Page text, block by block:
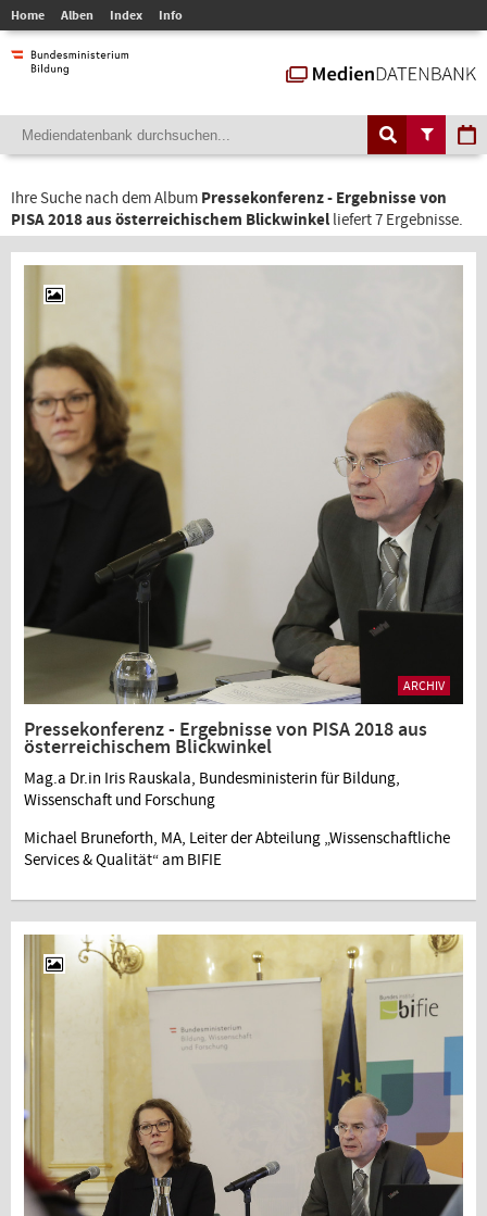
Home Alben Index Info
Ihre Suche nach dem Album Pressekonferenz - Ergebnisse von
PISA 2018 aus österreichischem Blickwinkel liefert 7 Ergebnisse.
ARCHIV
Pressekonferenz - Ergebnisse von PISA 2018 aus
österreichischem Blickwinkel
Mag.a Dr.in Iris Rauskala, Bundesministerin für Bildung,
Wissenschaft und Forschung
Michael Bruneforth, MA, Leiter der Abteilung „Wissenschaftliche
Services & Qualität“ am BIFIE